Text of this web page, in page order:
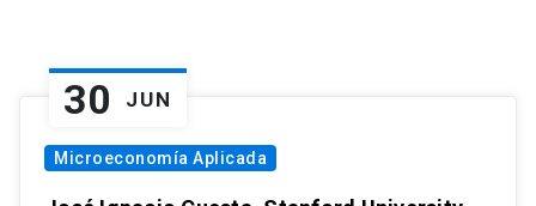
30 JUN
Microeconomía Aplicada